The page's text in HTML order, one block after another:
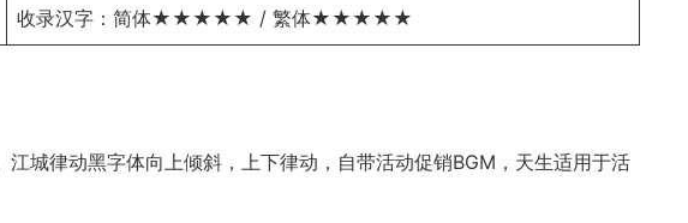
收录汉字：简体★★★★★ / 繁体★★★★★
江城律动黑字体向上倾斜，上下律动，自带活动促销BGM，天生适用于活